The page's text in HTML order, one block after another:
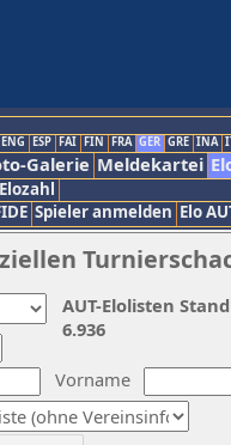
ENG ESP FAI FIN FRA GER GRE INA
Galerie Meldekartei
Spieler anmelden Elo
Vorname
AUT-Elolisten
6.936